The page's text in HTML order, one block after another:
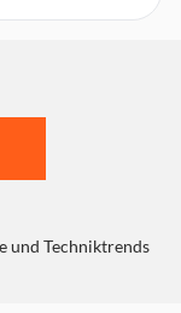
und Techniktrends